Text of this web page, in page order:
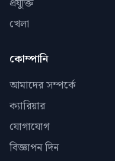
খেলা
কোম্পানি
আমাদের সম্পর্কে
ক্যারিয়ার
যোগাযোগ
বিজ্ঞাপন দিন